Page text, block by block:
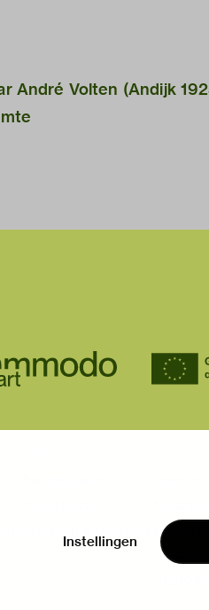
Instellingen
André Volten (Andijk
privacy